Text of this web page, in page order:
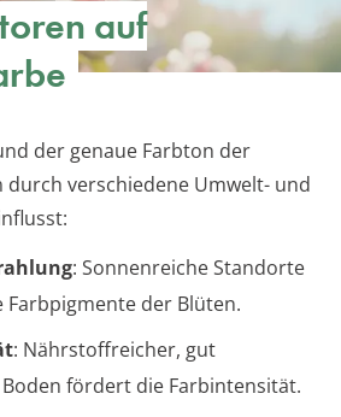
auf
der genaue Farbton der
verschiedene Umwelt- und
: Sonnenreiche Standorte
Farbpigmente der Blüten.
: Nährstoffreicher, gut
fördert die Farbintensität.